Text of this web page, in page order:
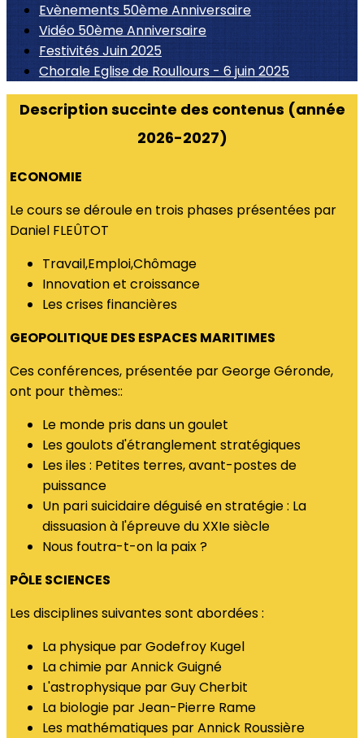
Evènements 50ème Anniversaire
Vidéo 50ème Anniversaire
Festivités Juin 2025
Chorale Eglise de Roullours - 6 juin 2025
Description succinte des contenus (année
2026-2027)
ECONOMIE
Le cours se déroule en trois phases présentées par
Daniel FLEÛTOT
Travail,Emploi,Chômage
Innovation et croissance
Les crises financières
GEOPOLITIQUE DES ESPACES MARITIMES
Ces conférences, présentée par George Géronde,
ont pour thèmes::
Le monde pris dans un goulet
Les goulots d'étranglement stratégiques
Les iles : Petites terres, avant-postes de
puissance
Un pari suicidaire déguisé en stratégie : La
dissuasion à l'épreuve du XXIe siècle
Nous foutra-t-on la paix ?
PÔLE SCIENCES
Les disciplines suivantes sont abordées :
La physique par Godefroy Kugel
La chimie par Annick Guigné
L'astrophysique par Guy Cherbit
La biologie par Jean-Pierre Rame
Les mathématiques par Annick Roussière